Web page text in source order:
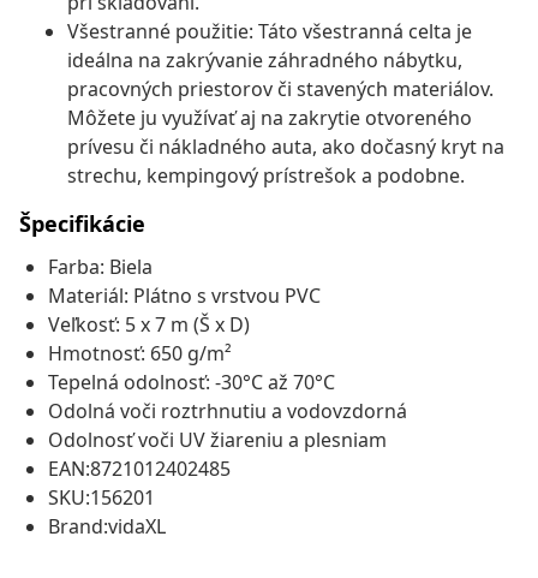
Všestranné použitie: Táto všestranná celta je
ideálna na zakrývanie záhradného nábytku,
pracovných priestorov či stavených materiálov.
Môžete ju využívať aj na zakrytie otvoreného
prívesu či nákladného auta, ako dočasný kryt na
strechu, kempingový prístrešok a podobne.
Špecifikácie
Farba: Biela
Materiál: Plátno s vrstvou PVC
Veľkosť: 5 x 7 m (Š x D)
Hmotnosť: 650 g/m²
Tepelná odolnosť: -30°C až 70°C
Odolná voči roztrhnutiu a vodovzdorná
Odolnosť voči UV žiareniu a plesniam
EAN:8721012402485
SKU:156201
Brand:vidaXL